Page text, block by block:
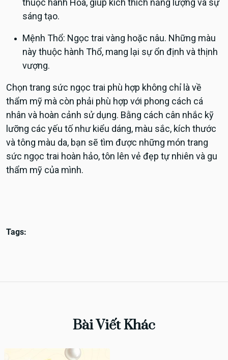
sáng tạo.
Mệnh Thổ: Ngọc trai vàng hoặc nâu. Những màu
này thuộc hành Thổ, mang lại sự ổn định và thịnh
vượng.
Chọn trang sức ngọc trai phù hợp không chỉ là về
thẩm mỹ mà còn phải phù hợp với phong cách cá
nhân và hoàn cảnh sử dụng. Bằng cách cân nhắc kỹ
lưỡng các yếu tố như kiểu dáng, màu sắc, kích thước
và tông màu da, bạn sẽ tìm được những món trang
sức ngọc trai hoàn hảo, tôn lên vẻ đẹp tự nhiên và gu
thẩm mỹ của mình.
Tags:
Bài Viết Khác